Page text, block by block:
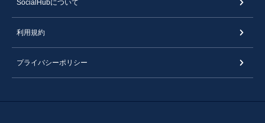
SocialHubについて
利用規約
プライバシーポリシー